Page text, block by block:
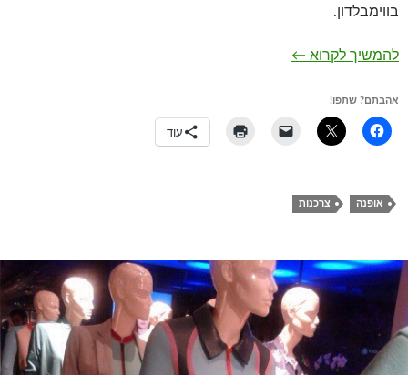
בווימבלדון.
להמשיך לקרוא פרד פרי חנות המותג הבריטי במתחם שרונה תל
←
אהבתם? שתפו!
עוד
אופנה צרכנות